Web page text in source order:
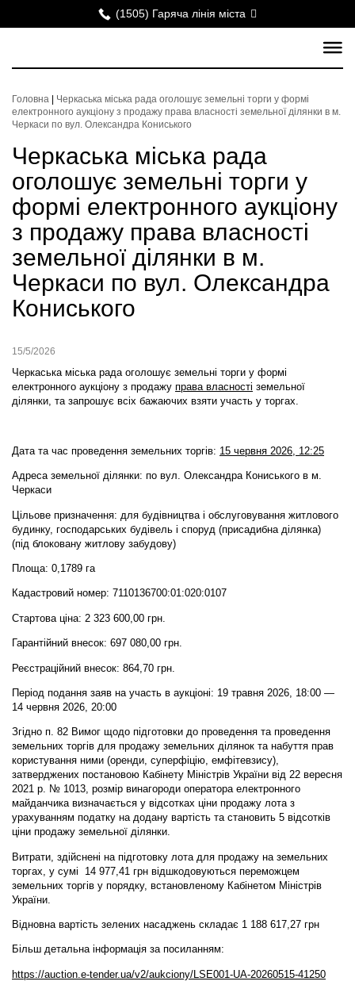
(1505) Гаряча лінія міста
Головна
Черкаська міська рада оголошує земельні торги у формі
електронного аукціону з продажу права власності земельної ділянки в м.
Черкаси по вул. Олександра Кониського
Черкаська міська рада
оголошує земельні торги у
формі електронного аукціону
з продажу права власності
земельної ділянки в м.
Черкаси по вул. Олександра
Кониського
15/5/2026
Черкаська міська рада оголошує земельні торги у формі
електронного аукціону з продажу права власності земельної
ділянки, та запрошує всіх бажаючих взяти участь у торгах.
Дата та час проведення земельних торгів: 15 червня 2026, 12:25
Адреса земельної ділянки: по вул. Олександра Кониського в м.
Черкаси
Цільове призначення: для будівництва і обслуговування житлового
будинку, господарських будівель і споруд (присадибна ділянка)
(під блоковану житлову забудову)
Площа: 0,1789 га
Кадастровий номер: 7110136700:01:020:0107
Стартова ціна: 2 323 600,00 грн.
Гарантійний внесок: 697 080,00 грн.
Реєстраційний внесок: 864,70 грн.
Період подання заяв на участь в аукціоні: 19 травня 2026, 18:00 —
14 червня 2026, 20:00
Згідно п. 82 Вимог щодо підготовки до проведення та проведення
земельних торгів для продажу земельних ділянок та набуття прав
користування ними (оренди, суперфіцію, емфітевзису),
затверджених постановою Кабінету Міністрів України від 22 вересня
2021 р. № 1013, розмір винагороди оператора електронного
майданчика визначається у відсотках ціни продажу лота з
урахуванням податку на додану вартість та становить 5 відсотків
ціни продажу земельної ділянки.
Витрати, здійснені на підготовку лота для продажу на земельних
торгах, у сумі 14 977,41 грн відшкодовуються переможцем
земельних торгів у порядку, встановленому Кабінетом Міністрів
України.
Відновна вартість зелених насаджень складає 1 188 617,27 грн
Більш детальна інформація за посиланням:
https://auction.e-tender.ua/v2/aukciony/LSE001-UA-20260515-41250